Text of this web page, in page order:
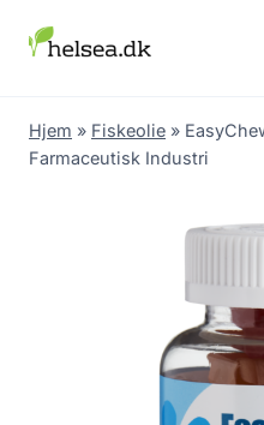
Hjem » Fiskeolie »
Farmaceutisk Industri